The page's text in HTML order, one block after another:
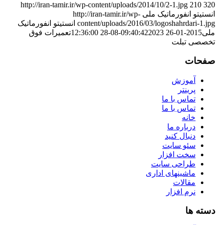
http://iran-tamir.ir/wp-content/uploads/2014/10/2-1.jpg 210 320
انستیتو انفورماتیک ملی http://iran-tamir.ir/wp-
content/uploads/2016/03/logoshahrdari-1.jpg انستیتو انفورماتیک
ملی2015-01-26 09:40:42
2023-08-28 12:36:00
تعمیرات فوق
تخصصی تبلت
صفحات
آموزش
پرینتر
تماس با ما
تماس با ما
خانه
درباره ما
دنبال کنید
سئو سایت
سخت افزار
طراحی سایت
ماشینهای اداری
مقالات
نرم افزار
دسته ها